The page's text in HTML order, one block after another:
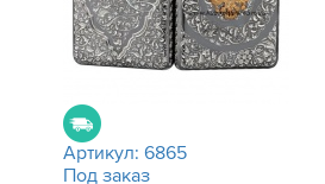
Артикул: 6865
Под заказ